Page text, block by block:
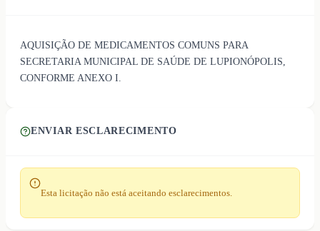
AQUISIÇÃO DE MEDICAMENTOS COMUNS PARA
SECRETARIA MUNICIPAL DE SAÚDE DE LUPIONÓPOLIS,
CONFORME ANEXO I.
ENVIAR ESCLARECIMENTO
Esta licitação não está aceitando esclarecimentos.